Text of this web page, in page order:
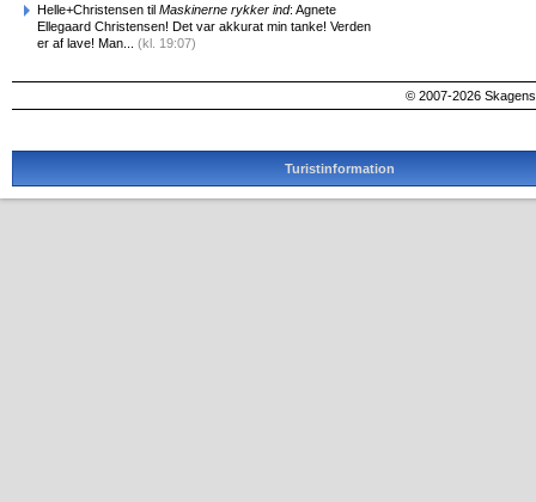
Helle+Christensen til Maskinerne rykker ind: Agnete
Ellegaard Christensen! Det var akkurat min tanke! Verden
er af lave! Man... (kl. 19:07)
© 2007-2026
Turistinformation